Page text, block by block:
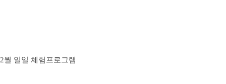
2월 일일 체험프로그램